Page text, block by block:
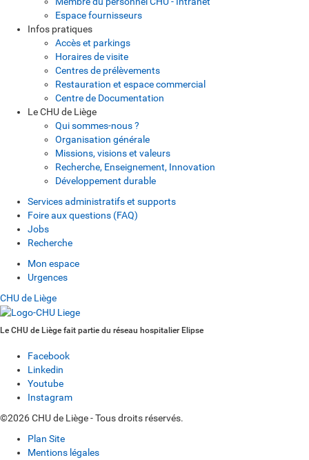
Espace fournisseurs
Infos pratiques
Accès et parkings
Horaires de visite
Centres de prélèvements
Restauration et espace commercial
Centre de Documentation
Le CHU de Liège
Qui sommes-nous ?
Organisation générale
Missions, visions et valeurs
Recherche, Enseignement, Innovation
Développement durable
Services administratifs et supports
Foire aux questions (FAQ)
Jobs
Recherche
Mon espace
Urgences
CHU de Liège
Le CHU de Liège fait partie du réseau hospitalier Elipse
Facebook
Linkedin
Youtube
Instagram
©2026 CHU de Liège - Tous droits réservés.
Plan Site
Mentions légales